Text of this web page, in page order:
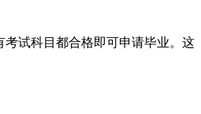
试科目都合格即可申请毕业。这